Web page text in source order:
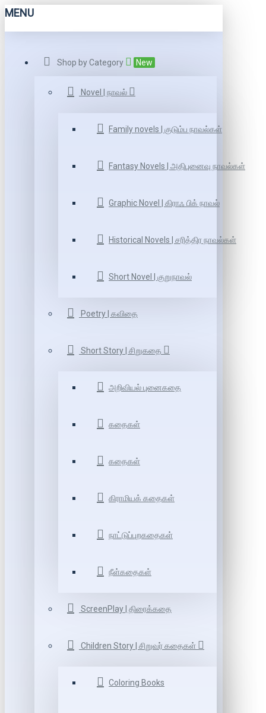
MENU
Shop by Category New
Novel | நாவல்
Family novels | குடும்ப நாவல்கள்
Fantasy Novels | அதிபுனைவு நாவல்கள்
Graphic Novel | கிராஃ பிக் நாவல்
Historical Novels | சரித்திர நாவல்கள்
Short Novel | குறுநாவல்
Poetry | கவிதை
Short Story | சிறுகதை
அறிவியல் புனைகதை
கதைகள்
கதைகள்
கிராமியக் கதைகள்
நாட்டுப்புறகதைகள்
நீள்கதைகள்
ScreenPlay | திரைக்கதை
Children Story | சிறுவர் கதைகள்
Coloring Books